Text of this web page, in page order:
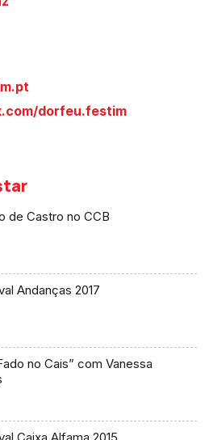
dorfeu.festim
de Castro no CCB
Andanças 2017
no Cais” com Vanessa